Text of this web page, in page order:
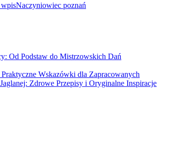
Naczyniowiec poznań
Od Podstaw do Mistrzowskich Dań
Wskazówki dla Zapracowanych
Zdrowe Przepisy i Oryginalne Inspiracje